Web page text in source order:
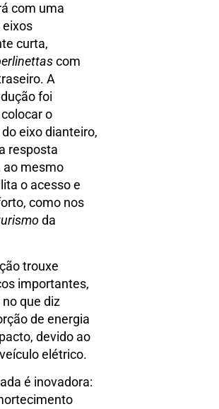
com uma
curta,
com
A
foi
o
eixo dianteiro,
resposta
ao mesmo
o acesso e
como nos
da
trouxe
importantes,
que diz
de energia
devido ao
elétrico.
é inovadora: